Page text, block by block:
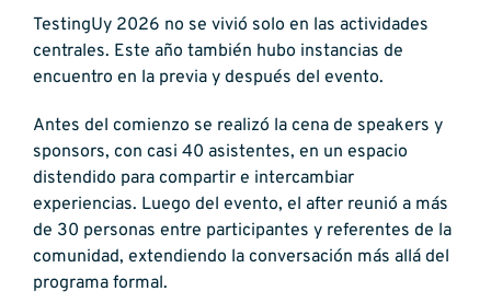
TestingUy 2026 no se vivió solo en las actividades
centrales. Este año también hubo instancias de
encuentro en la previa y después del evento.
Antes del comienzo se realizó la cena de speakers y
sponsors, con casi 40 asistentes, en un espacio
distendido para compartir e intercambiar
experiencias. Luego del evento, el after reunió a más
de 30 personas entre participantes y referentes de la
comunidad, extendiendo la conversación más allá del
programa formal.